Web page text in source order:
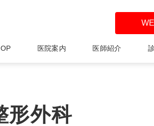
医院案内 医師紹介
形外科